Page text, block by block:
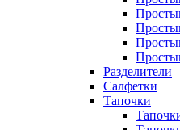
Разделители
Салфетки
Тапочки